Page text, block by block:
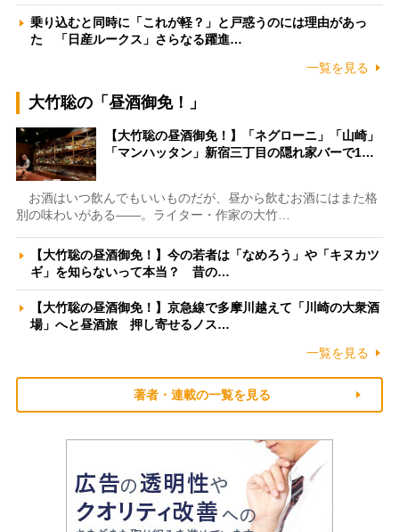
乗り込むと同時に「これが軽？」と戸惑うのには理由があっ
た 「日産ルークス」さらなる躍進…
一覧を見る
大竹聡の「昼酒御免！」
【大竹聡の昼酒御免！】「ネグローニ」「山崎」
「マンハッタン」新宿三丁目の隠れ家バーで1…
お酒はいつ飲んでもいいものだが、昼から飲むお酒にはまた格
別の味わいがある――。ライター・作家の大竹…
【大竹聡の昼酒御免！】今の若者は「なめろう」や「キヌカツ
ギ」を知らないって本当？ 昔の…
【大竹聡の昼酒御免！】京急線で多摩川越えて「川崎の大衆酒
場」へと昼酒旅 押し寄せるノス…
一覧を見る
著者・連載の一覧を見る